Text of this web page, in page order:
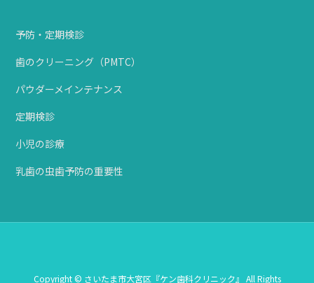
予防・定期検診
歯のクリーニング（PMTC）
パウダーメインテナンス
定期検診
小児の診療
乳歯の虫歯予防の重要性
Copyright © さいたま市大宮区『ケン歯科クリニック』 All Rights